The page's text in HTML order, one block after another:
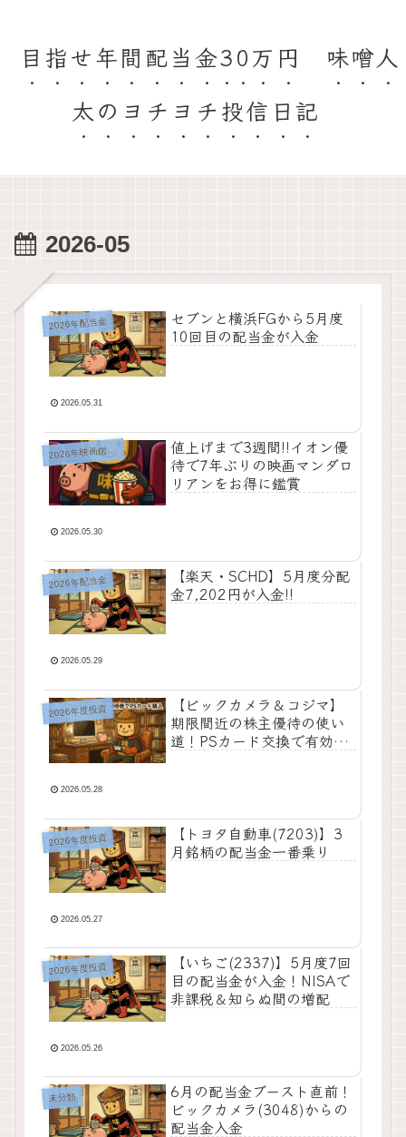
目指せ年間配当金30万円 味噌人
太のヨチヨチ投信日記
2026-05
2026年配当金
セブンと横浜FGから5月度
10回目の配当金が入金
2026.05.31
2
026年映画鑑賞記
値上げまで3週間!!イオン優
待で7年ぶりの映画マンダロ
リアンをお得に鑑賞
2026.05.30
2026年配当金
【楽天・SCHD】5月度分配
金7,202円が入金!!
2026.05.29
2026年度投資
【ビックカメラ＆コジマ】
期限間近の株主優待の使い
道！PSカード交換で有効期
2026.05.28
2026年度投資
【トヨタ自動車(7203)】3
月銘柄の配当金一番乗り
2026.05.27
2026年度投資
【いちご(2337)】5月度7回
目の配当金が入金！NISAで
非課税＆知らぬ間の増配
2026.05.26
未分類
6月の配当金ブースト直前！
ビックカメラ(3048)からの
配当金入金